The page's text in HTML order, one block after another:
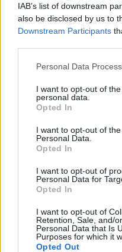
IAB’s list of downstream
also be disclosed by us to
Downstream Participants
Personal Data
I want to opt-out of
personal data.
Opted In
I want to opt-out of
Personal Data.
Opted In
I want to opt-out of
Personal Data for
Opted In
I want to opt-out of
Retention, Sale, and/
Personal Data that Is
Purposes for which it
Opted Out
ΚΡΗΤΗ
Κρήτη:
κολλύρια
5
ΚΡΗΤΗ •
Κρήτη:
5